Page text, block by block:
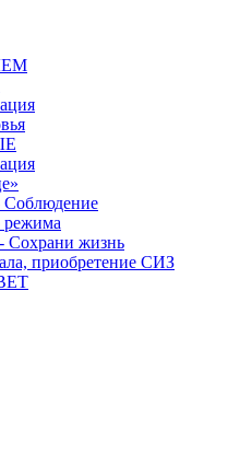
режима
Сохрани жизнь
приобретение СИЗ